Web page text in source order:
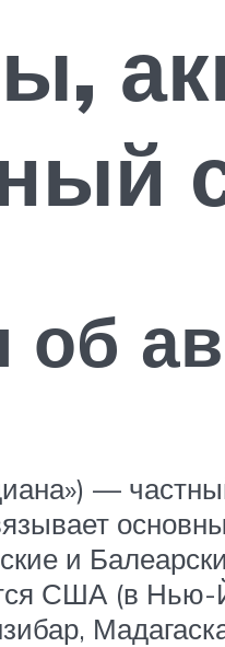
—
и
США (в Нью-